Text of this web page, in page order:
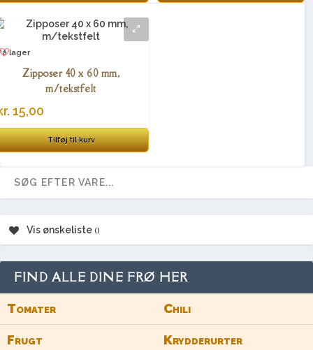
lager
Zipposer 40 x 60 mm,
m/tekstfelt
15,00
Tilføj til kurv
Vis ønskeliste
FIND ALLE DINE FRØ HER
Tomater Chili
Frugt Krydderurter